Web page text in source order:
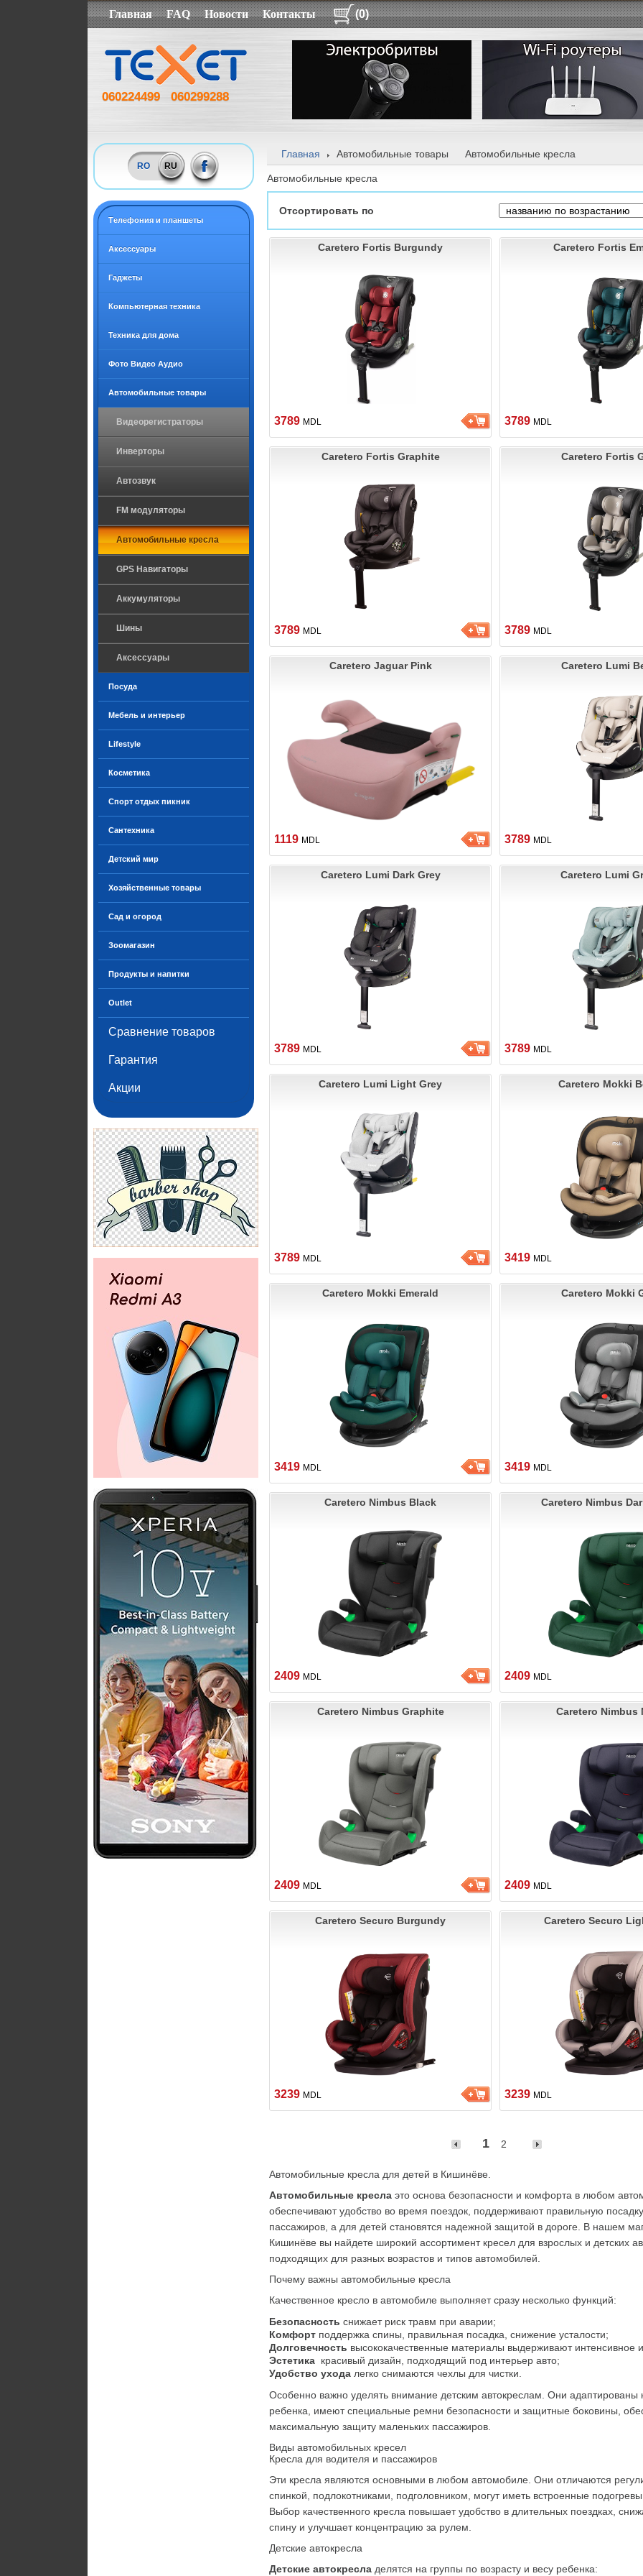
Главная FAQ Новости Контакты (0)
060224499 060299288
RO RU
Tелефония и планшеты
Аксессуары
Гаджеты
Компьютерная техника
Техника для дома
Фото Видео Аудио
Автомобильные товары
Видеорегистраторы
Инверторы
Автозвук
FM модуляторы
Автомобильные кресла
GPS Навигаторы
Аккумуляторы
Шины
Аксессуары
Посуда
Мебель и интерьер
Lifestyle
Косметика
Спорт отдых пикник
Сантехника
Детский мир
Хозяйственные товары
Сад и огород
Зоомагазин
Продукты и напитки
Outlet
Сравнение товаров
Гарантия
Акции
Главная Автомобильные товары Автомобильные кресла
Автомобильные кресла
Отсортировать по
Caretero Fortis Burgundy
3789 MDL
Caretero Fortis
3789 MDL
Caretero Fortis Graphite
3789 MDL
Caretero Fortis
3789 MDL
Caretero Jaguar Pink
1119 MDL
Caretero Lumi
3789 MDL
Caretero Lumi Dark Grey
3789 MDL
Caretero Lumi
3789 MDL
Caretero Lumi Light Grey
3789 MDL
Caretero Mokki
3419 MDL
Caretero Mokki Emerald
3419 MDL
Caretero Mokki
3419 MDL
Caretero Nimbus Black
2409 MDL
Caretero Nimbus
2409 MDL
Caretero Nimbus Graphite
2409 MDL
Caretero Nimbus
2409 MDL
Caretero Securo Burgundy
3239 MDL
Caretero Securo
3239 MDL
1 2
Автомобильные кресла для детей в Кишинёве.
Автомобильные кресла это основа безопасности и комфорта в любом
обеспечивают удобство во время поездок, поддерживают правильную
пассажиров, а для детей становятся надежной защитой в дороге. В нашем
Кишинёве вы найдете широкий ассортимент кресел для взрослых и детских
подходящих для разных возрастов и типов автомобилей.
Почему важны автомобильные кресла
Качественное кресло в автомобиле выполняет сразу несколько функций:
Безопасность снижает риск травм при аварии;
Комфорт поддержка спины, правильная посадка, снижение усталости;
Долговечность высококачественные материалы выдерживают интенсивное
Эстетика
  красивый дизайн, подходящий под интерьер авто;
Удобство ухода легко снимаются чехлы для чистки.
Особенно важно уделять внимание детским автокреслам. Они адаптированы
ребенка, имеют специальные ремни безопасности и защитные боковины,
максимальную защиту маленьких пассажиров.
Виды автомобильных кресел
Кресла для водителя и пассажиров
Эти кресла являются основными в любом автомобиле. Они отличаются
спинкой, подлокотниками, подголовником, могут иметь встроенные
Выбор качественного кресла повышает удобство в длительных поездках,
спину и улучшает концентрацию за рулем.
Детские автокресла
Детские автокресла делятся на группы по возрасту и весу ребенка: